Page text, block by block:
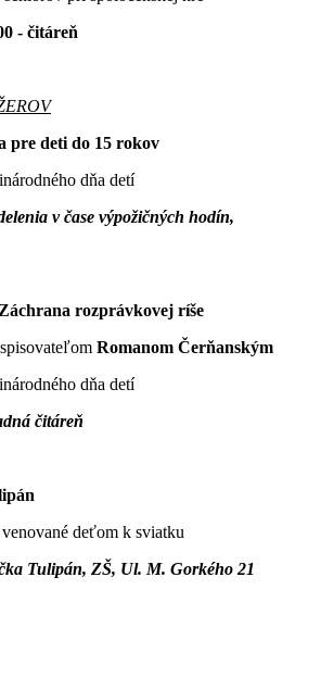
- čitáreň
pre deti do 15 rokov
dňa detí
v čase výpožičných hodín,
rozprávkovej ríše
Romanom Čerňanským
dňa detí
čitáreň
deťom k sviatku
Tulipán, ZŠ, Ul. M. Gorkého 21